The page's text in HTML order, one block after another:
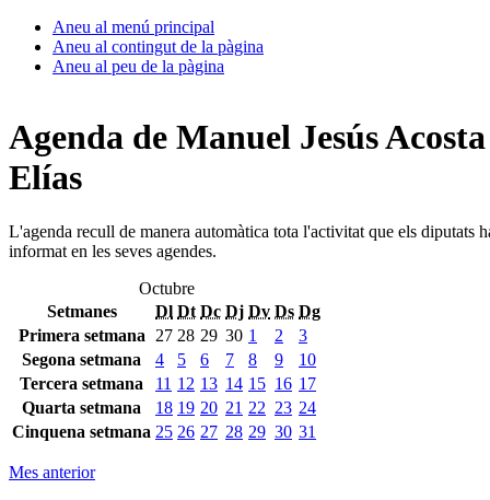
Aneu al menú principal
Aneu al contingut de la pàgina
Aneu al peu de la pàgina
Agenda de Manuel Jesús Acosta
Elías
L'agenda recull de manera automàtica tota l'activitat que els diputats
informat en les seves agendes.
Octubre
Setmanes
Dl Dt Dc Dj Dv Ds Dg
Primera setmana
27 28 29 30 1 2
3
Segona setmana
4 5 6 7 8 9
10
Tercera setmana
11 12 13 14 15 16 17
Quarta setmana
18 19 20 21 22 23 24
Cinquena setmana 25 26 27 28 29 30 31
Mes anterior